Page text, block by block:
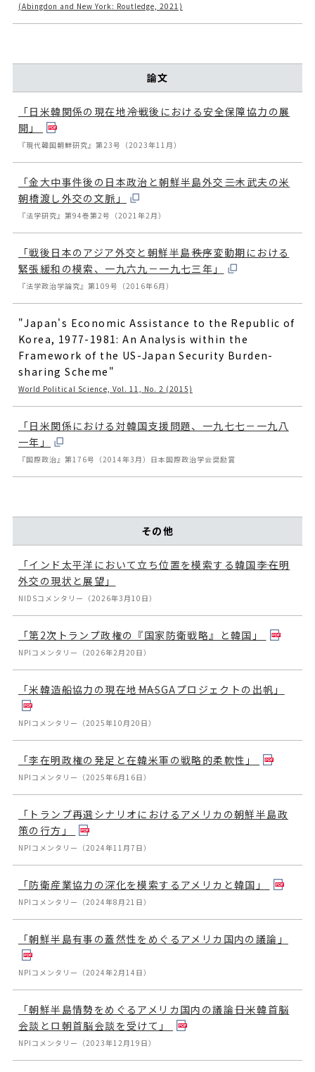
(Abingdon and New York: Routledge, 2021)
論文
「日米韓関係の現在地――冷戦後における安全保障協力の展
開」
『現代韓国朝鮮研究』第23号（2023年11月）
「金大中事件後の日本政治と朝鮮半島外交――三木武夫の米
朝橋渡し外交の文脈」
『法学研究』第94巻第2号（2021年2月）
「戦後日本のアジア外交と朝鮮半島――秩序変動期における
緊張緩和の模索、一九六九－一九七三年」
『法学政治学論究』第109号（2016年6月）
"Japan's Economic Assistance to the Republic of
Korea, 1977-1981: An Analysis within the
Framework of the US-Japan Security Burden-
sharing Scheme"
World Political Science, Vol. 11, No. 2 (2015)
「日米関係における対韓国支援問題、一九七七－一九八
一年」
『国際政治』第176号（2014年3月）日本国際政治学会奨励賞
その他
「インド太平洋において立ち位置を模索する韓国――李在明
外交の現状と展望」
NIDSコメンタリー（2026年3月10日）
「第2次トランプ政権の『国家防衛戦略』と韓国」
NPIコメンタリー（2026年2月20日）
「米韓造船協力の現在地――MASGAプロジェクトの出帆」
NPIコメンタリー（2025年10月20日）
「李在明政権の発足と在韓米軍の戦略的柔軟性」
NPIコメンタリー（2025年6月16日）
「トランプ再選シナリオにおけるアメリカの朝鮮半島政
策の行方」
NPIコメンタリー（2024年11月7日）
「防衛産業協力の深化を模索するアメリカと韓国」
NPIコメンタリー（2024年8月21日）
「朝鮮半島有事の蓋然性をめぐるアメリカ国内の議論」
NPIコメンタリー（2024年2月14日）
「朝鮮半島情勢をめぐるアメリカ国内の議論――日米韓首脳
会談とロ朝首脳会談を受けて」
NPIコメンタリー（2023年12月19日）